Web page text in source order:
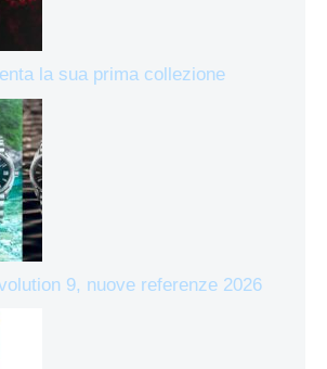
la sua prima collezione
9, nuove referenze 2026